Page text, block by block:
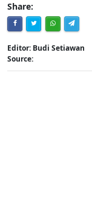
Share:
Editor: Budi Setiawan
Source: